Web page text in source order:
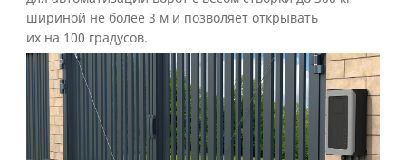
шириной не более 3 м и позволяет открывать
их на 100 градусов.